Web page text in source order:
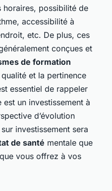
possibilité de
accessibilité à
etc. De plus, ces
conçues et
de formation
et la pertinence
essentiel de rappeler
un investissement à
d’évolution
investissement sera
de santé mentale que
vous offrez à vos